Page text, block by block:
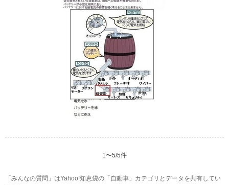
1 〜5/5件
「みんなの質問」はYahoo!知恵袋の「自動車」カテゴリとデータを共有してい